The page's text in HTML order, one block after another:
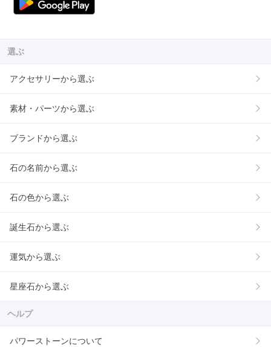
選ぶ
アクセサリーから選ぶ
素材・パーツから選ぶ
ブランドから選ぶ
石の名前から選ぶ
石の色から選ぶ
誕生石から選ぶ
運気から選ぶ
星座石から選ぶ
ヘルプ
パワーストーンについて